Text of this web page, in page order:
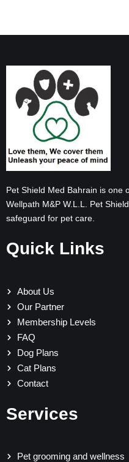
Pet Shield Med Bahrain is one
Wellpath M&P W.L.L. Pet
safeguard for pet care.
Quick Links
About Us
Our Partner
Membership Levels
FAQ
Dog Plans
Cat Plans
Contact
Services
Pet grooming and wellness